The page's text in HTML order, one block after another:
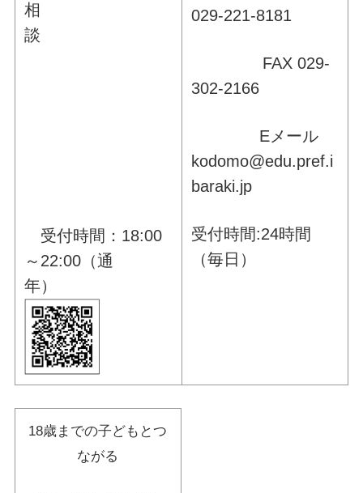
相
談
受付時間：18:00
～22:00（通
年）
029-221-8181
FAX 029-
302-2166
Eメール
kodomo@edu.pref.i
baraki.jp
受付時間:24時間
（毎日）
18歳までの子どもとつ
ながる